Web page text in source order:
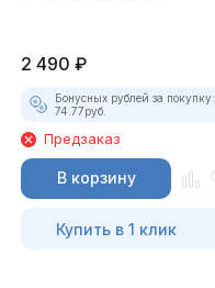
2 490 ₽
Бонусных рублей за покупку:
74.77руб.
Предзаказ
В корзину
Купить в 1 клик